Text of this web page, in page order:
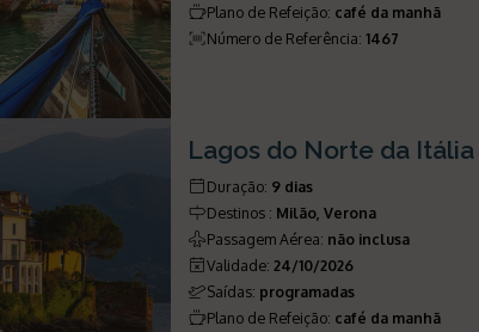
Plano de Refeição: café da manhã
Número de Referência:1467
Lagos do Norte da Itália
Duração: 9 dias
Destinos : Milão, Verona
Passagem Aérea: não inclusa
Validade:24/10/2026
Saídas: programadas
Plano de Refeição: café da manhã